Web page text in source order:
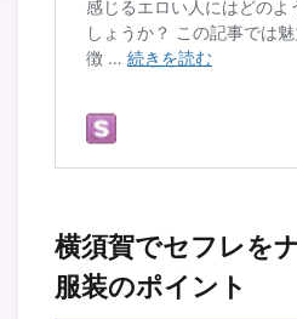
横須賀でセフレを
服装のポイント